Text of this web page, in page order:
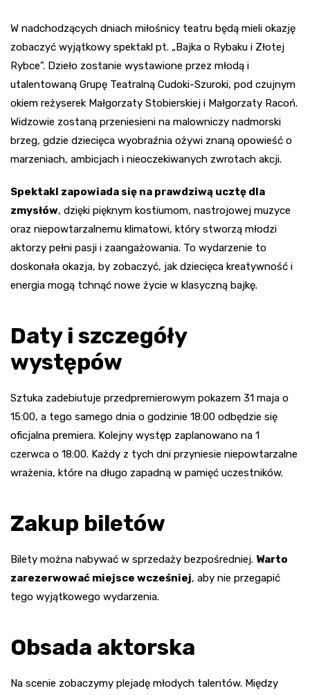
W nadchodzących dniach miłośnicy teatru będą mieli okazję
zobaczyć wyjątkowy spektakl pt. „Bajka o Rybaku i Złotej
Rybce”. Dzieło zostanie wystawione przez młodą i
utalentowaną Grupę Teatralną Cudoki-Szuroki, pod czujnym
okiem reżyserek Małgorzaty Stobierskiej i Małgorzaty Racoń.
Widzowie zostaną przeniesieni na malowniczy nadmorski
brzeg, gdzie dziecięca wyobraźnia ożywi znaną opowieść o
marzeniach, ambicjach i nieoczekiwanych zwrotach akcji.
Spektakl zapowiada się na prawdziwą ucztę dla
zmysłów, dzięki pięknym kostiumom, nastrojowej muzyce
oraz niepowtarzalnemu klimatowi, który stworzą młodzi
aktorzy pełni pasji i zaangażowania. To wydarzenie to
doskonała okazja, by zobaczyć, jak dziecięca kreatywność i
energia mogą tchnąć nowe życie w klasyczną bajkę.
Daty i szczegóły
występów
Sztuka zadebiutuje przedpremierowym pokazem 31 maja o
15:00, a tego samego dnia o godzinie 18:00 odbędzie się
oficjalna premiera. Kolejny występ zaplanowano na 1
czerwca o 18:00. Każdy z tych dni przyniesie niepowtarzalne
wrażenia, które na długo zapadną w pamięć uczestników.
Zakup biletów
Bilety można nabywać w sprzedaży bezpośredniej. Warto
zarezerwować miejsce wcześniej, aby nie przegapić
tego wyjątkowego wydarzenia.
Obsada aktorska
Na scenie zobaczymy plejadę młodych talentów. Między